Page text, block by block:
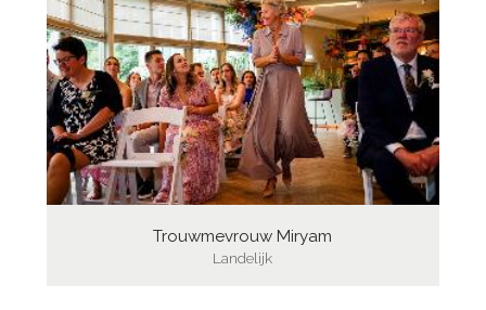
Trouwmevrouw Miryam
Landelijk